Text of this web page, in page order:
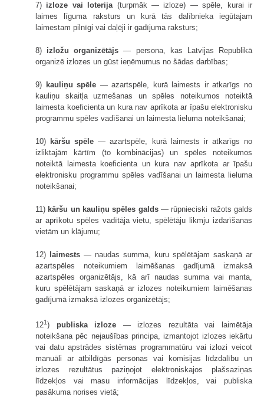
7) izloze vai loterija(turpmāk — izloze) — spēle, kurai ir
laimes līguma raksturs un kurā tās dalībnieka iegūtajam
laimestam pilnīgi vai daļēji ir gadījuma raksturs;
8) izložu organizētājs — persona, kas Latvijas Republikā
organizē izlozes un gūst ieņēmumus no šādas darbības;
9) kauliņu spēle — azartspēle, kurā laimests ir atkarīgs no
kauliņu skaitļa uzmešanas un spēles noteikumos noteiktā
laimesta koeficienta un kura nav aprīkota ar īpašu elektronisku
programmu spēles vadīšanai un laimesta lieluma noteikšanai;
10) kāršu spēle — azartspēle, kurā laimests ir atkarīgs no
izliktajām kārtīm (to kombinācijas) un spēles noteikumos
noteiktā laimesta koeficienta un kura nav aprīkota ar īpašu
elektronisku programmu spēles vadīšanai un laimesta lieluma
noteikšanai;
11) kāršu un kauliņu spēles galds— rūpnieciski ražots galds
ar aprīkotu spēles vadītāja vietu, spēlētāju likmju izdarīšanas
vietām un klājumu;
12) laimests — naudas summa, kuru spēlētājam saskaņā ar
azartspēles noteikumiem laimēšanas gadījumā izmaksā
azartspēles organizētājs, kā arī naudas summa vai manta,
kuru spēlētājam saskaņā ar izlozes noteikumiem laimēšanas
gadījumā izmaksā izlozes organizētājs;
121) publiska izloze — izlozes rezultāta vai laimētāja
noteikšana pēc nejaušības principa, izmantojot izlozes iekārtu
vai datu apstrādes sistēmas programmatūru vai izlozi veicot
manuāli ar atbildīgās personas vai komisijas līdzdalību un
izlozes rezultātus paziņojot elektroniskajos plašsaziņas
līdzekļos vai masu informācijas līdzekļos, vai publiska
pasākuma norises vietā;